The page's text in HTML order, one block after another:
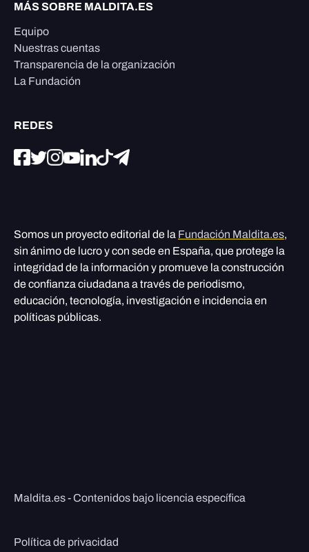
MÁS SOBRE MALDITA.ES
Equipo
Nuestras cuentas
Transparencia de la organización
La Fundación
REDES
Somos un proyecto editorial de la Fundación Maldita.es,
sin ánimo de lucro y con sede en España, que protege la
integridad de la información y promueve la construcción
de confianza ciudadana a través de periodismo,
educación, tecnología, investigación e incidencia en
políticas públicas.
Maldita.es - Contenidos bajo licencia específica
Política de privacidad